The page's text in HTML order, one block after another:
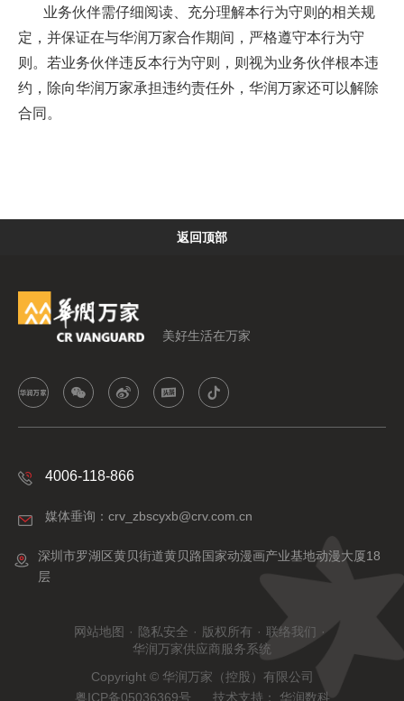
业务伙伴需仔细阅读、充分理解本行为守则的相关规
定，并保证在与华润万家合作期间，严格遵守本行为守
则。若业务伙伴违反本行为守则，则视为业务伙伴根本违
约，除向华润万家承担违约责任外，华润万家还可以解除
合同。
返回顶部
美好生活在万家
4006-118-866
媒体垂询：crv_zbscyxb@crv.com.cn
深圳市罗湖区黄贝街道黄贝路国家动漫画产业基地动漫大厦18
层
Copyright © 华润万家（控股）有限公司
粤ICP备05036369号
技术支持： 华润数科
网站地图 · 隐私安全 · 版权所有 · 联络我们 ·
华润万家供应商服务系统